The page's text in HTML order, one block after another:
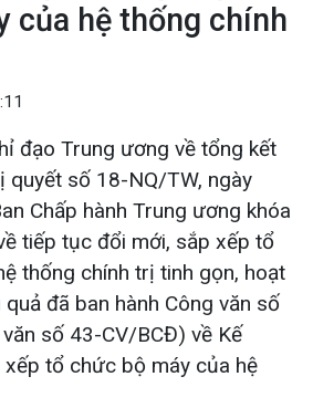
của hệ thống chính
đạo Trung ương về tổng kết
quyết số 18-NQ/TW, ngày
Chấp hành Trung ương khóa
tiếp tục đổi mới, sắp xếp tổ
thống chính trị tinh gọn, hoạt
đã ban hành Công văn số
số 43-CV/BCĐ) về Kế
tổ chức bộ máy của hệ